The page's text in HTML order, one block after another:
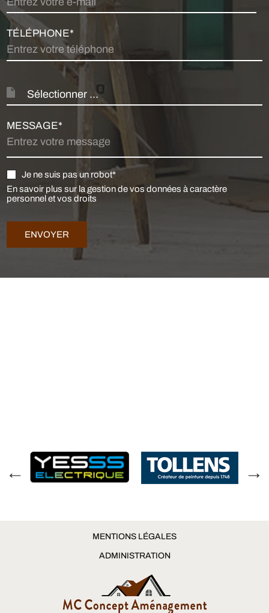
TÉLÉPHONE*
Sélectionner ...
MESSAGE*
Je ne suis pas un robot*
En savoir plus sur la gestion de vos données à caractère
personnel et vos droits
ENVOYER
MENTIONS LÉGALES
ADMINISTRATION